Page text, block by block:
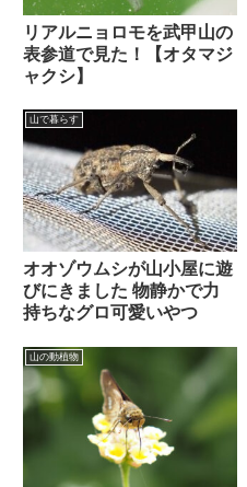
リアルニョロモを武甲山の
表参道で見た！【オタマジ
ャクシ】
山で暮らす
オオゾウムシが山小屋に遊
びにきました 物静かで力
持ちなグロ可愛いやつ
山の動植物